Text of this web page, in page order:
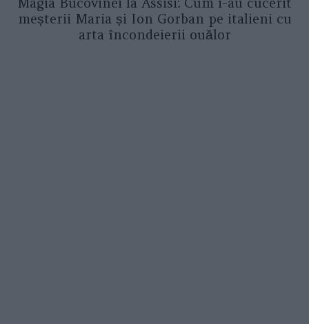
meșterii Maria și Ion Gorban pe italieni cu
arta încondeierii ouălor